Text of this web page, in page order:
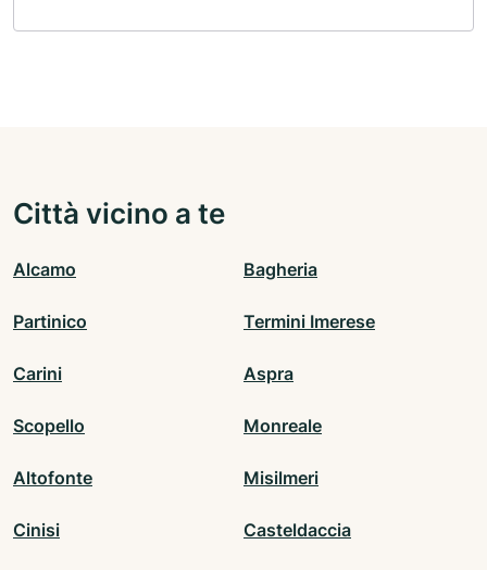
Città vicino a te
Alcamo Bagheria
Partinico Termini Imerese
Carini Aspra
Scopello Monreale
Altofonte Misilmeri
Cinisi Casteldaccia